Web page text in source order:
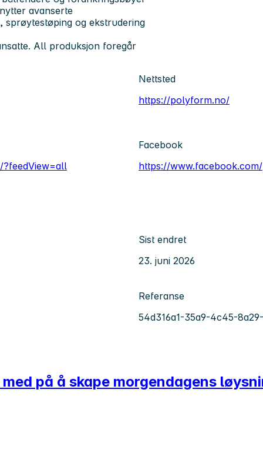
avanserte
sprøytestøping og ekstrudering
All produksjon foregår
Nettsted
https://polyform.no/
Facebook
https://
Sist endret
23. juni 2026
Referanse
54d316a1-35a9-4c45-
på å skape morgendagens